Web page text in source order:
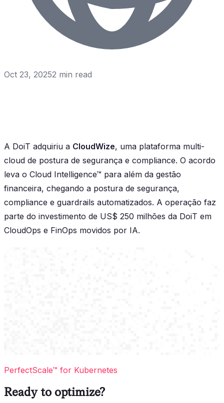
Oct 23, 20252 min read
A DoiT adquiriu a CloudWize, uma plataforma multi-
cloud de postura de segurança e compliance. O acordo
leva o Cloud Intelligence™ para além da gestão
financeira, chegando a postura de segurança,
compliance e guardrails automatizados. A operação faz
parte do investimento de US$ 250 milhões da DoiT em
CloudOps e FinOps movidos por IA.
PerfectScale™ for Kubernetes
Ready to optimize?